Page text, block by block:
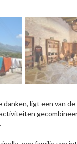
ligt een van de